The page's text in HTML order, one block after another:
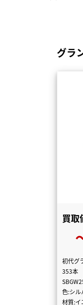
グラ
買取
初代グ
353本
色:シル
材質:イ